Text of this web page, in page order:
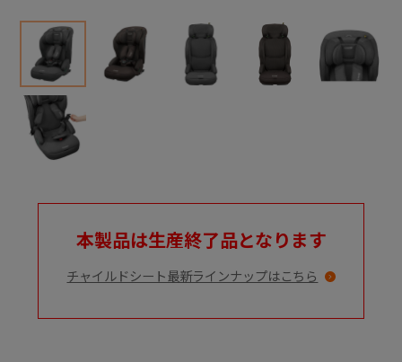
本製品は生産終了品となります
チャイルドシート最新ラインナップはこちら